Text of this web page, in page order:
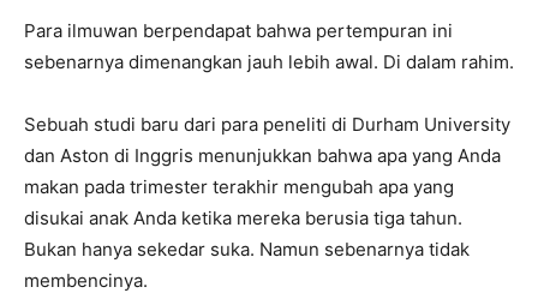
Para ilmuwan berpendapat bahwa pertempuran ini
sebenarnya dimenangkan jauh lebih awal. Di dalam rahim.
Sebuah studi baru dari para peneliti di Durham University
dan Aston di Inggris menunjukkan bahwa apa yang Anda
makan pada trimester terakhir mengubah apa yang
disukai anak Anda ketika mereka berusia tiga tahun.
Bukan hanya sekedar suka. Namun sebenarnya tidak
membencinya.